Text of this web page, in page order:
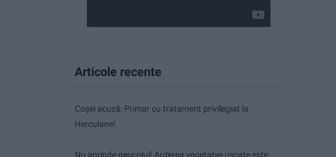
Articole recente
Coșei acuză: Primar cu tratament privilegiat la
Herculane!
Nu aprinde pericolul! Arderea vegetației uscate este